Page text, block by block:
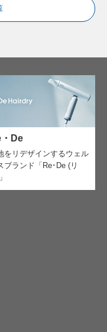
・De
をリデザインするウェル
ブランド「Re･De (リ